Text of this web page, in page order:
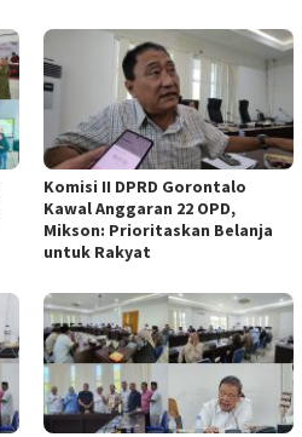
Komisi II DPRD Gorontalo
Kawal Anggaran 22 OPD,
Mikson: Prioritaskan Belanja
untuk Rakyat